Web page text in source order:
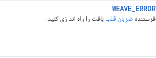
WEAVE_ERROR
فرستنده ضربان قلب بافت را راه اندازی کنید.